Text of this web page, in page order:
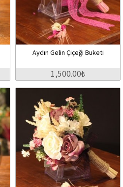
Aydın Gelin Çiçeği Buketi
1,500.00₺